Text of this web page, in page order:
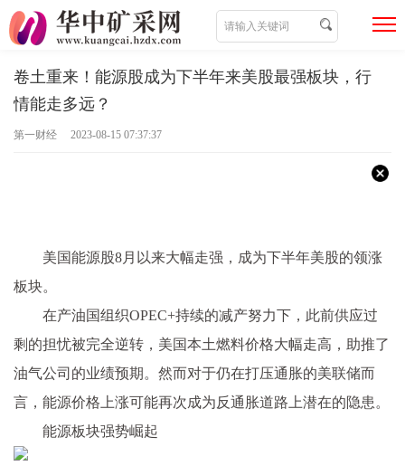
卷土重来！能源股成为下半年来美股最强板块，行
情能走多远？
第一财经 2023-08-15 07:37:37
美国能源股8月以来大幅走强，成为下半年美股的领涨
板块。
在产油国组织OPEC+持续的减产努力下，此前供应过
剩的担忧被完全逆转，美国本土燃料价格大幅走高，助推了
油气公司的业绩预期。然而对于仍在打压通胀的美联储而
言，能源价格上涨可能再次成为反通胀道路上潜在的隐患。
能源板块强势崛起